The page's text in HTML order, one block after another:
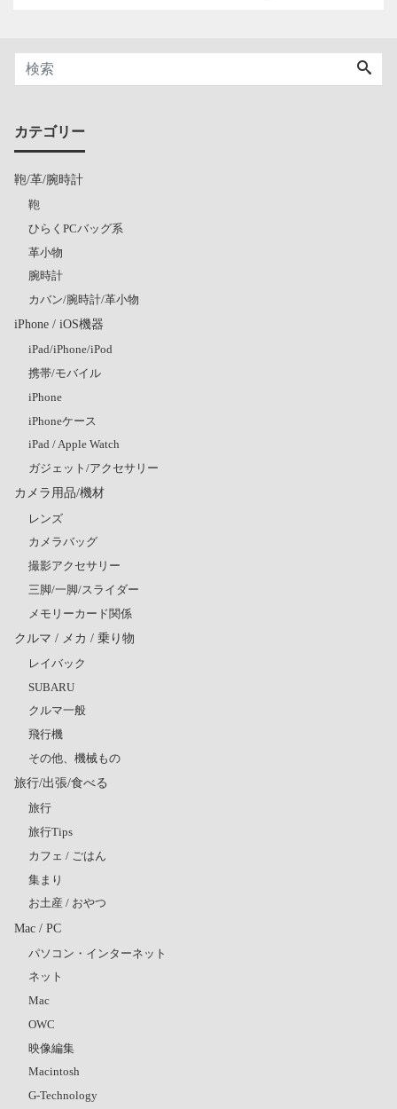
カテゴリー
鞄/革/腕時計
鞄
ひらくPCバッグ系
革小物
腕時計
カバン/腕時計/革小物
iPhone / iOS機器
iPad/iPhone/iPod
携帯/モバイル
iPhone
iPhoneケース
iPad / Apple Watch
ガジェット/アクセサリー
カメラ用品/機材
レンズ
カメラバッグ
撮影アクセサリー
三脚/一脚/スライダー
メモリーカード関係
クルマ / メカ / 乗り物
レイバック
SUBARU
クルマ一般
飛行機
その他、機械もの
旅行/出張/食べる
旅行
旅行Tips
カフェ / ごはん
集まり
お土産 / おやつ
Mac / PC
パソコン・インターネット
ネット
Mac
OWC
映像編集
Macintosh
G-Technology